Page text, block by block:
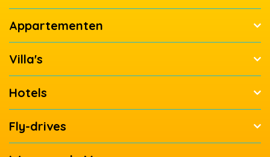
Appartementen
Villa's
Hotels
Fly-drives